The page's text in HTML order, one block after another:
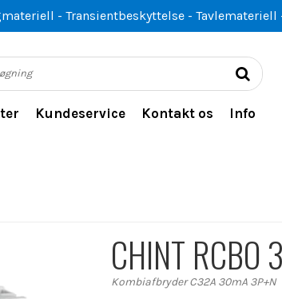
- Transientbeskyttelse - Tavlemateriell
Kundeservice Kontakt os Info
CHINT RCBO
Kombiafbryder C32A 30mA 3P+N